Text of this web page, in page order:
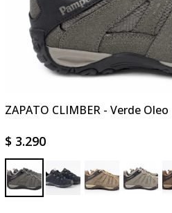
ZAPATO CLIMBER - Verde Oleo
$ 3.290